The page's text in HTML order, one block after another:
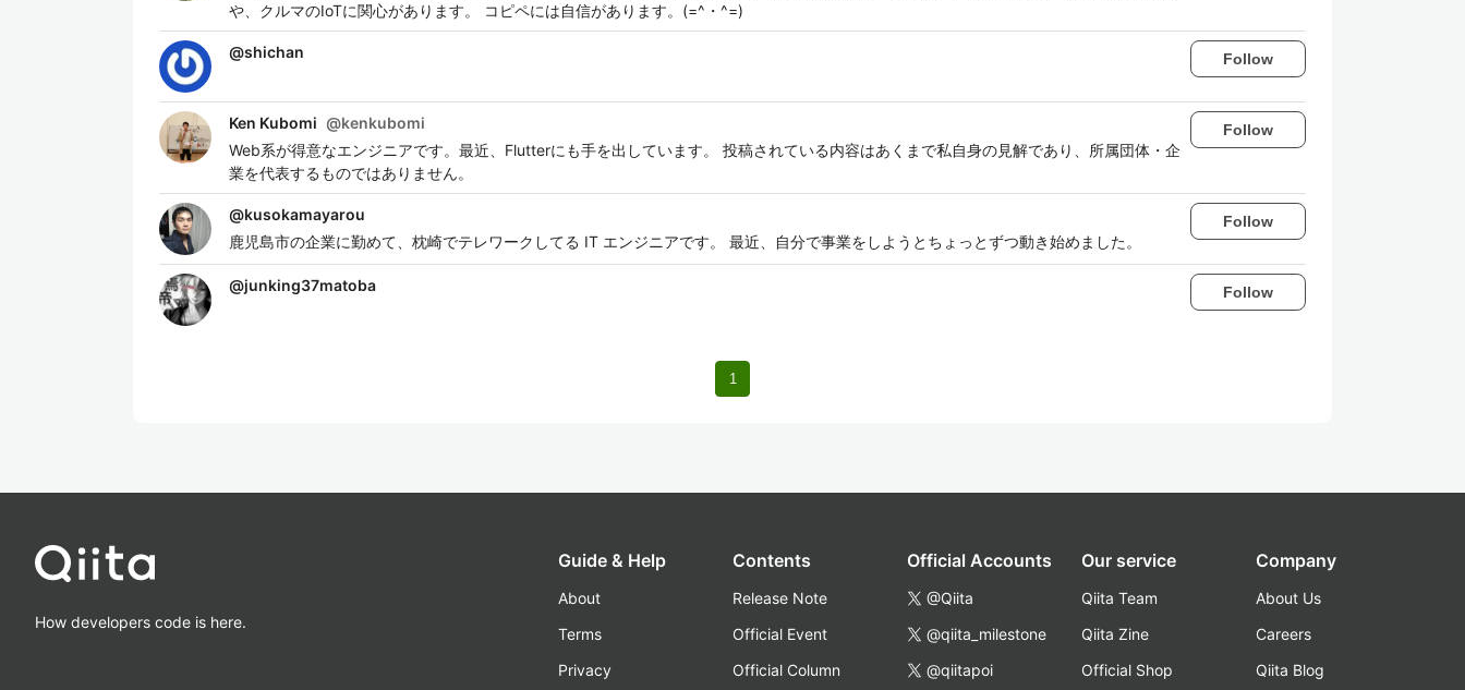
や、クルマのIoTに関心があります。 コピペには自信があります。(=^・^=)
@shichan Follow
Ken Kubomi @kenkubomi
Web系が得意なエンジニアです。最近、Flutterにも手を出しています。 投稿されている内容はあくまで私自身の見解であり、所属団体・企
業を代表するものではありません。
Follow
@kusokamayarou
鹿児島市の企業に勤めて、枕崎でテレワークしてる IT エンジニアです。 最近、自分で事業をしようとちょっとずつ動き始めました。
Follow
@junking37matoba Follow
1
How developers code is here.
Guide & Help
About
Terms
Privacy
Contents
Release Note
Official Event
Official Column
Official Accounts
@Qiita
@qiita_milestone
@qiitapoi
Our service
Qiita Team
Qiita Zine
Official Shop
Company
About Us
Careers
Qiita Blog